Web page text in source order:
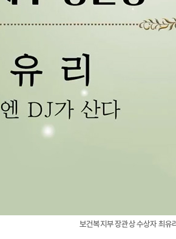
보건복지부 장관상 수상자 최유